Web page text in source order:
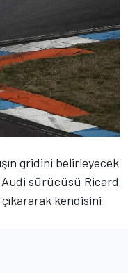
gridini belirleyecek
Audi sürücüsü Ricard
kendisini